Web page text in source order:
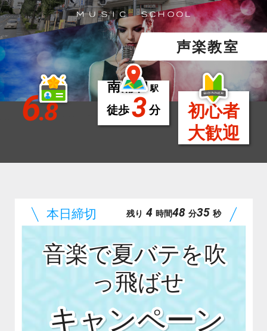
声楽教室
6.8
南浦和駅
徒歩3分
初心者
大歓迎
音楽で夏バテを吹
っ飛ばせ
残り 4 時間48 分34 秒